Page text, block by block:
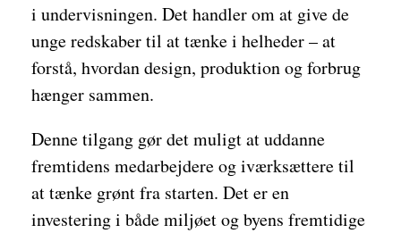
i undervisningen. Det handler om at give de
unge redskaber til at tænke i helheder – at
forstå, hvordan design, produktion og forbrug
hænger sammen.
Denne tilgang gør det muligt at uddanne
fremtidens medarbejdere og iværksættere til
at tænke grønt fra starten. Det er en
investering i både miljøet og byens fremtidige